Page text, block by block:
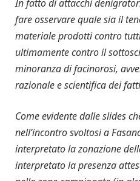
In fatto di attacchi
fare osservare quale sia il
materiale prodotti contro
ultimamente contro il
minoranza di facinorosi,
razionale e scientifica dei
Come evidente dalle slides
nell’incontro svoltosi a
interpretato la zonazione
interpretato la presenza